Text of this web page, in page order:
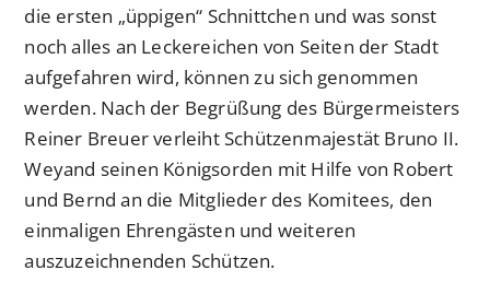
die ersten „üppigen“ Schnittchen und was sonst
noch alles an Leckereichen von Seiten der Stadt
aufgefahren wird, können zu sich genommen
werden. Nach der Begrüßung des Bürgermeisters
Reiner Breuer verleiht Schützenmajestät Bruno II.
Weyand seinen Königsorden mit Hilfe von Robert
und Bernd an die Mitglieder des Komitees, den
einmaligen Ehrengästen und weiteren
auszuzeichnenden Schützen.